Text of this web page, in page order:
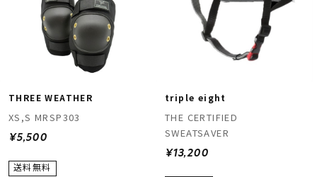
THREE WEATHER
XS,S MRSP303
¥5,500
triple eight
THE CERTIFIED
SWEATSAVER
¥13,200